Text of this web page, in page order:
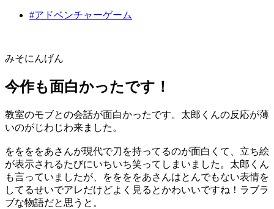
#アドベンチャーゲーム
みそにんげん
今作も面白かったです！
教室のモブとの会話が面白かったです。太郎くんの反応が薄
いのがじわじわ来ました。
ををををあさんが現代で刀を持ってるのが面白くて、立ち絵
が表示されるたびにいちいち笑ってしまいました。太郎くん
も言っていましたが、ををををあさんはとんでもない表情を
してるせいでアレだけどよく見るとかわいいですね！ラブラ
ブな物語だと思うと。